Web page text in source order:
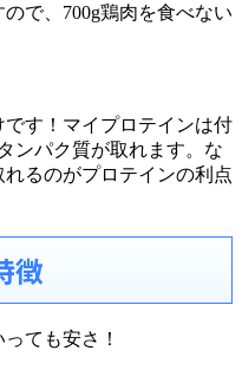
で、700g鶏肉を食べない
す！マイプロテインは付
ンパク質が取れます。な
るのがプロテインの利点
徴
ても安さ！